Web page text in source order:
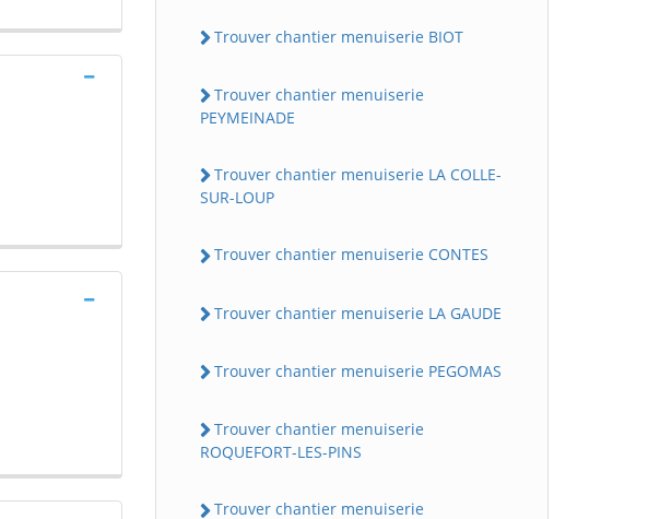
Trouver chantier menuiserie BIOT
Trouver chantier menuiserie
PEYMEINADE
Trouver chantier menuiserie LA COLLE-
SUR-LOUP
Trouver chantier menuiserie CONTES
Trouver chantier menuiserie LA GAUDE
Trouver chantier menuiserie PEGOMAS
Trouver chantier menuiserie
ROQUEFORT-LES-PINS
Trouver chantier menuiserie